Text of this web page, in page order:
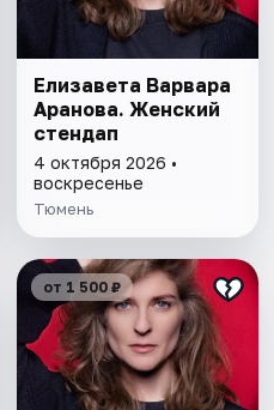
Елизавета Варвара
Аранова. Женский
стендап
4 октября 2026 •
воскресенье
Тюмень
от 1 500 ₽